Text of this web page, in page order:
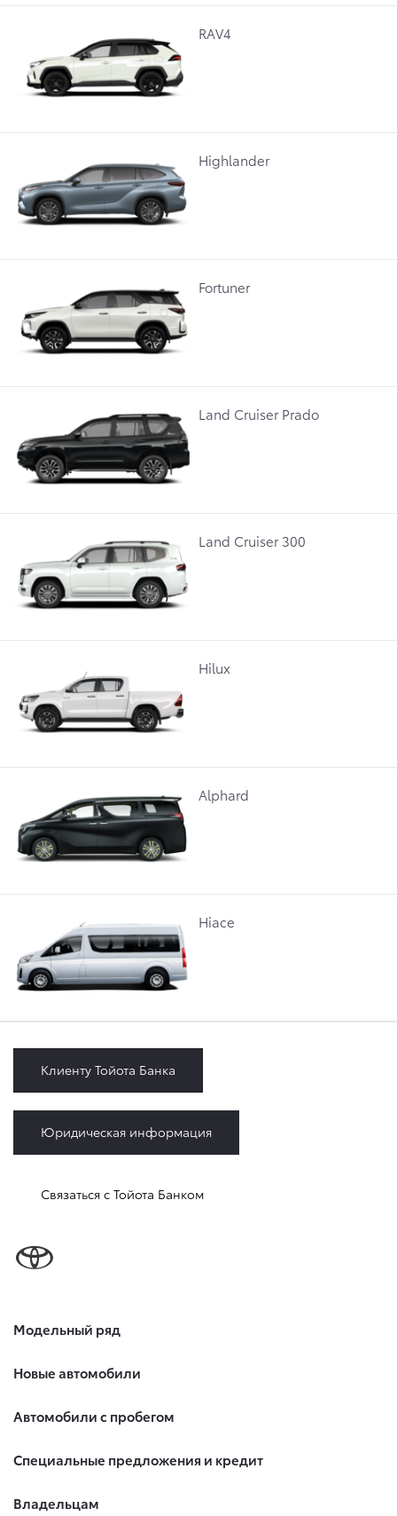
RAV4
Highlander
Fortuner
Land Cruiser Prado
Land Cruiser 300
Hilux
Alphard
Hiace
Клиенту Тойота Банка
Юридическая информация
Связаться с Тойота Банком
Модельный ряд
Новые автомобили
Автомобили с пробегом
Специальные предложения и кредит
Владельцам